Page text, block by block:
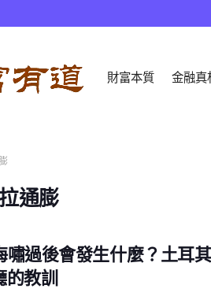
財富本質 金融真
通膨
嘯過後會發生什麼？土耳
教訓